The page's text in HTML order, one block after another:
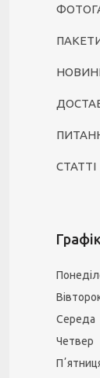
СТАТТІ
Середа
Четвер